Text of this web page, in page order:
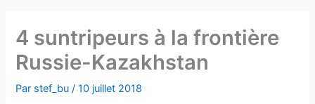
4 suntripeurs à la frontière
Russie-Kazakhstan
Par stef_bu/10 juillet 2018